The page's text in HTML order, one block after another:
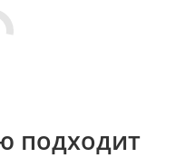
подходит